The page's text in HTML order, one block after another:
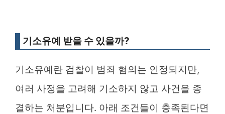
기소유예 받을 수 있을까?
기소유예란 검찰이 범죄 혐의는 인정되지만,
여러 사정을 고려해 기소하지 않고 사건을 종
결하는 처분입니다. 아래 조건들이 충족된다면